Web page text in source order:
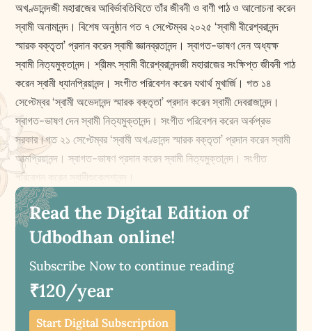
অখণ্ডানন্দজী মহারাজের আবির্ভাবতিথিতে তাঁর জীবনী ও বাণী পাঠ ও আলোচনা করেন
স্বামী অনামানন্দ। বিশেষ অনুষ্ঠান গত ৭ সেপ্টেম্বর ২০২৫ ‘স্বামী বীরেশ্বরানন্দ
স্মারক বক্তৃতা’ প্রদান করেন স্বামী জ্ঞানব্রতানন্দ। স্বাগত-ভাষণ দেন অধ্যক্ষ
স্বামী নিত্যমুক্তানন্দ। শ্রীমৎ স্বামী বীরেশ্বরানন্দজী মহারাজের সং‌ক্ষিপ্ত জীবনী পাঠ
করেন স্বামী ধ্যানপ্রিয়ানন্দ। সংগীত পরিবেশন করেন যথার্থ মুখার্জি। গত ১৪
সেপ্টেম্বর ‘স্বামী অভেদানন্দ স্মারক বক্তৃতা’ প্রদান করেন স্বামী দেবরাজানন্দ।
স্বাগত-ভাষণ দেন স্বামী নিত্যমুক্তানন্দ। সংগীত পরিবেশন করেন অর্কপ্রভ
সরকার।গত ২১ সেপ্টেম্বর ‘স্বামী অখণ্ডানন্দ স্মারক বক্তৃতা’ প্রদান করেন স্বামী
আত্মপ্রিয়ানন্দ। স্বাগত-ভাষণ প্রদান করেন স্বামী নিত্যমুক্তানন্দ। সংগীত
পরিবেশন করেন স্বামীশুক্লেশানন্দ।
Read the Digital Edition of
Udbodhan online!
Subscribe Now to continue reading
₹120/year
Start Digital Subscription